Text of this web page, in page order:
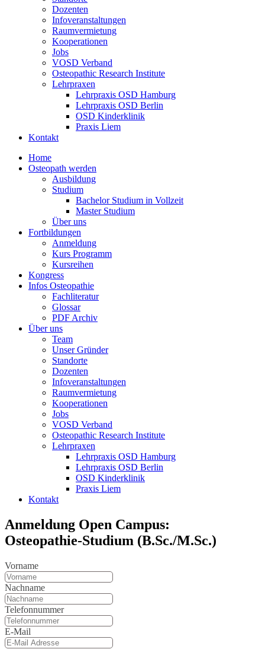
Dozenten
Infoveranstaltungen
Raumvermietung
Kooperationen
Jobs
VOSD Verband
Osteopathic Research Institute
Lehrpraxen
Lehrpraxis OSD Hamburg
Lehrpraxis OSD Berlin
OSD Kinderklinik
Praxis Liem
Kontakt
Home
Osteopath werden
Ausbildung
Studium
Bachelor Studium in Vollzeit
Master Studium
Über uns
Fortbildungen
Anmeldung
Kurs Programm
Kursreihen
Kongress
Infos Osteopathie
Fachliteratur
Glossar
PDF Archiv
Über uns
Team
Unser Gründer
Standorte
Dozenten
Infoveranstaltungen
Raumvermietung
Kooperationen
Jobs
VOSD Verband
Osteopathic Research Institute
Lehrpraxen
Lehrpraxis OSD Hamburg
Lehrpraxis OSD Berlin
OSD Kinderklinik
Praxis Liem
Kontakt
Anmeldung Open Campus:
Osteopathie-Studium (B.Sc./M.Sc.)
Vorname
Nachname
Telefonnummer
E-Mail